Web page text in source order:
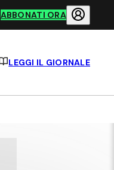
ABBONATI ORA
LEGGI IL GIORNALE